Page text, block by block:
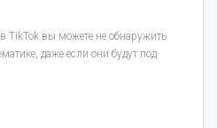
TikTok вы можете не обнаружить
даже если они будут под